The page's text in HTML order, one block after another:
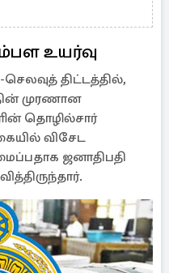
உயர்வு
திட்டத்தில்,
முரணான
தொழில்சார்
விசேட
ஜனாதிபதி